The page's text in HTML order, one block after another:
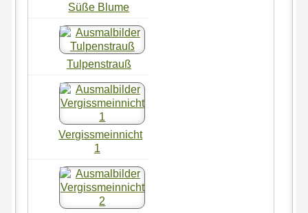
Süße Blume
Tulpenstrauß
Vergissmeinnicht
1